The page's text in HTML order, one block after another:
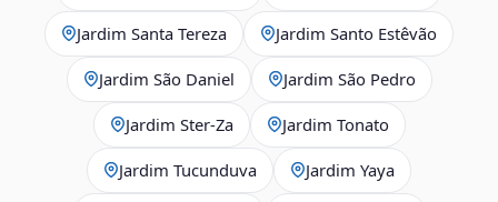
Jardim Santa Tereza Jardim Santo Estêvão
Jardim São Daniel Jardim São Pedro
Jardim Ster‑Za Jardim Tonato
Jardim Tucunduva Jardim Yaya